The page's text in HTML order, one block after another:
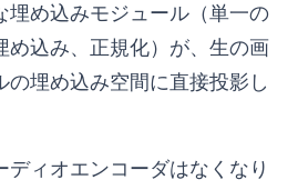
埋め込みモジュール（単一の
め込み、正規化）が、生の画
の埋め込み空間に直接投影し
ディオエンコーダはなくなり